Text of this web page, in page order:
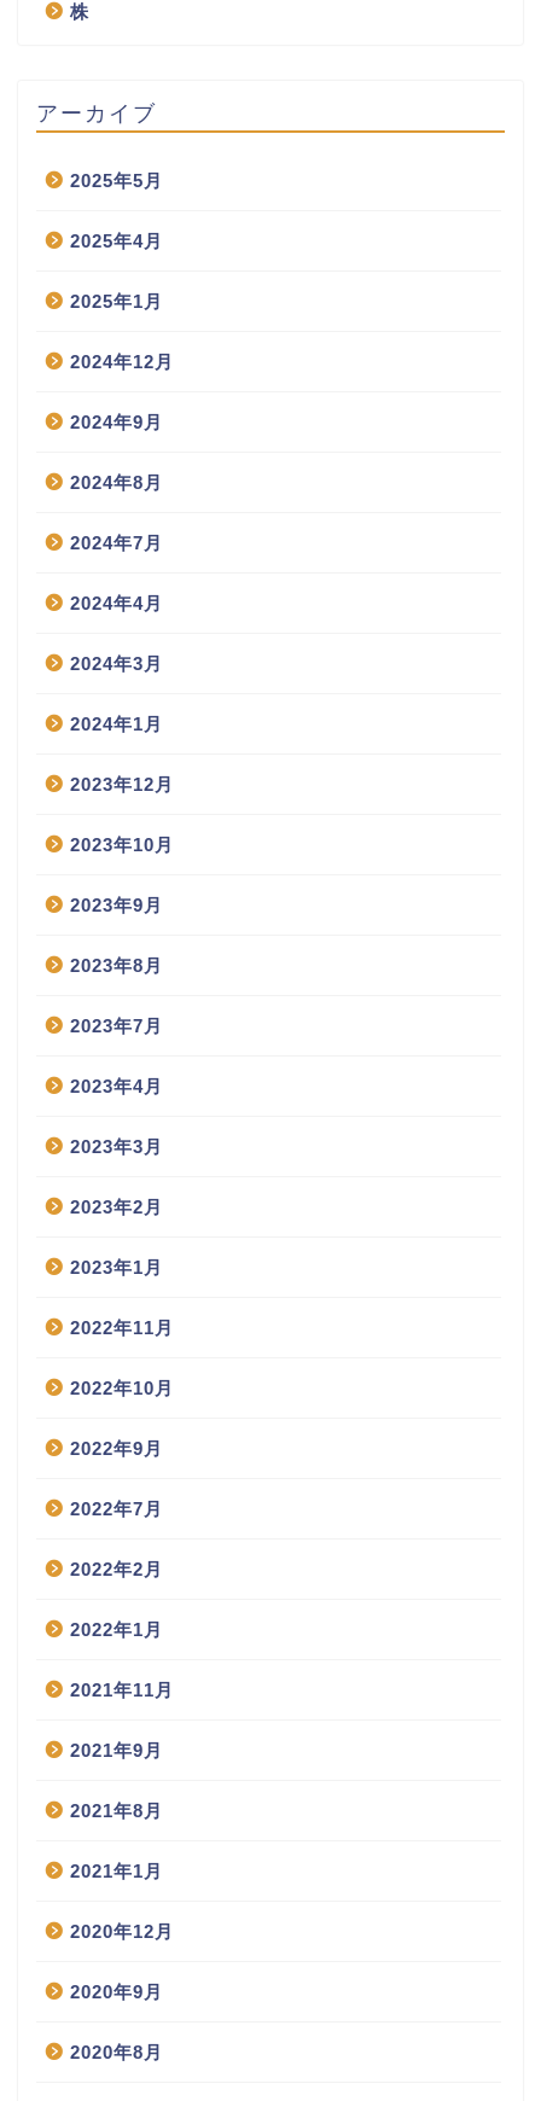
株
アーカイブ
2025年5月
2025年4月
2025年1月
2024年12月
2024年9月
2024年8月
2024年7月
2024年4月
2024年3月
2024年1月
2023年12月
2023年10月
2023年9月
2023年8月
2023年7月
2023年4月
2023年3月
2023年2月
2023年1月
2022年11月
2022年10月
2022年9月
2022年7月
2022年2月
2022年1月
2021年11月
2021年9月
2021年8月
2021年1月
2020年12月
2020年9月
2020年8月